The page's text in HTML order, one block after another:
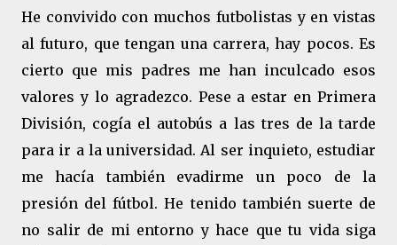
He convivido con muchos futbolistas y en vistas
al futuro, que tengan una carrera, hay pocos. Es
cierto que mis padres me han inculcado esos
valores y lo agradezco. Pese a estar en Primera
División, cogía el autobús a las tres de la tarde
para ir a la universidad. Al ser inquieto, estudiar
me hacía también evadirme un poco de la
presión del fútbol. He tenido también suerte de
no salir de mi entorno y hace que tu vida siga